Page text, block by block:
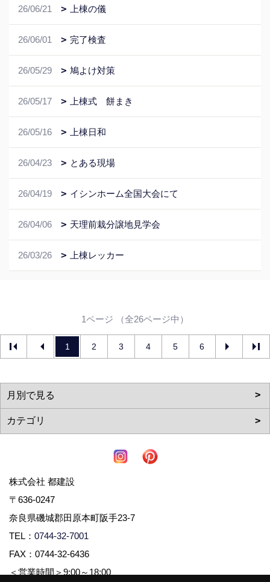
26/06/21 上棟の儀
26/06/01 完了検査
26/05/29 鳩よけ対策
26/05/17 上棟式 餅まき
26/05/16 上棟日和
26/04/23 とある現場
26/04/19 イシンホーム全国大会にて
26/04/06 天理前栽分譲地見学会
26/03/26 上棟レッカー
1ページ （全26ページ中）
1 2 3 4 5 6
株式会社 都建設
〒636-0247
奈良県磯城郡田原本町阪手23-7
TEL： 0744-32-7001
FAX：0744-32-6436
＜営業時間＞9:00～18:00